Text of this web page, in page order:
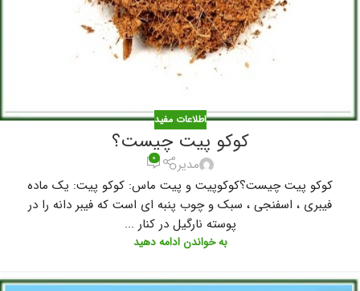
اطلاعات مفید
کوکو پیت چیست؟
مدیر ۰
کوکو پیت چیست؟کوکوپیت و پیت ماس: کوکو پیت: یک ماده
فیبری ، اسفنجی ، سبک و چوب پنبه ای است که فیبر دانه را در
پوسته نارگیل در کنار ...
به خواندن ادامه دهید